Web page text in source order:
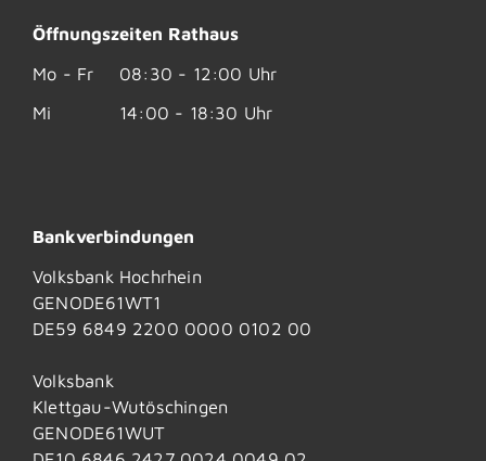
Öffnungszeiten Rathaus
Mo - Fr
08:30 - 12:00 Uhr
Mi
14:00 - 18:30 Uhr
Bankverbindungen
Volksbank Hochrhein
GENODE61WT1
DE59 6849 2200 0000 0102 00
Volksbank
Klettgau-Wutöschingen
GENODE61WUT